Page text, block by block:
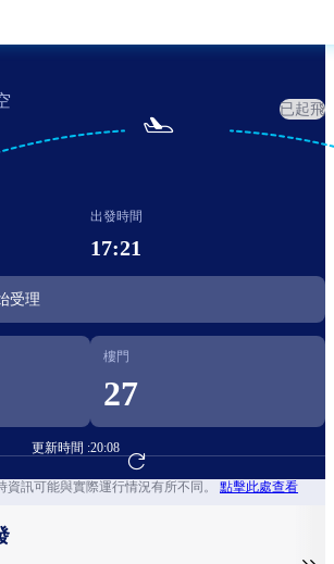
已起飛

出發時間
17:21
受理
樓門
27
更新時間 :20:08
前往航班預訂
資訊可能與實際運行情況有所不同。 點擊此處查看